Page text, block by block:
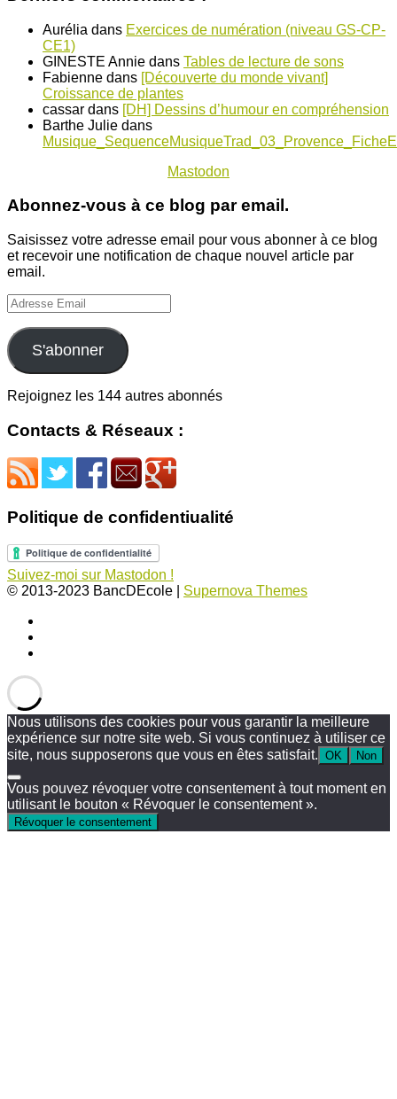
Aurélia dans Exercices de numération (niveau GS-CP-
CE1)
GINESTE Annie dans Tables de lecture de sons
Fabienne dans [Découverte du monde vivant]
Croissance de plantes
cassar dans [DH] Dessins d’humour en compréhension
Barthe Julie dans
Mastodon
Abonnez-vous à ce blog par email.
Saisissez votre adresse email pour vous abonner à ce blog
et recevoir une notification de chaque nouvel article par
email.
Adresse
Email
S'abonner
Rejoignez les 144 autres abonnés
Contacts & Réseaux :
Politique de confidentiualité
Suivez-moi sur Mastodon !
© 2013-2023 BancDEcole
Supernova Themes
Nous utilisons des cookies pour vous garantir la meilleure
expérience sur notre site web. Si vous continuez à utiliser ce
site, nous supposerons que vous en êtes satisfait. OK Non
Vous pouvez révoquer votre consentement à tout moment en
utilisant le bouton « Révoquer le consentement ».
Révoquer le consentement